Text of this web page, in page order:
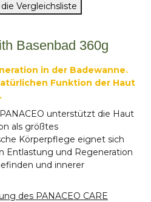
Vergleichsliste
Basenbad 360g
in der Badewanne.
Funktion der Haut
unterstützt die Haut
als größtes
Körperpflege eignet sich
Entlastung und Regeneration
und innerer
des PANACEO CARE